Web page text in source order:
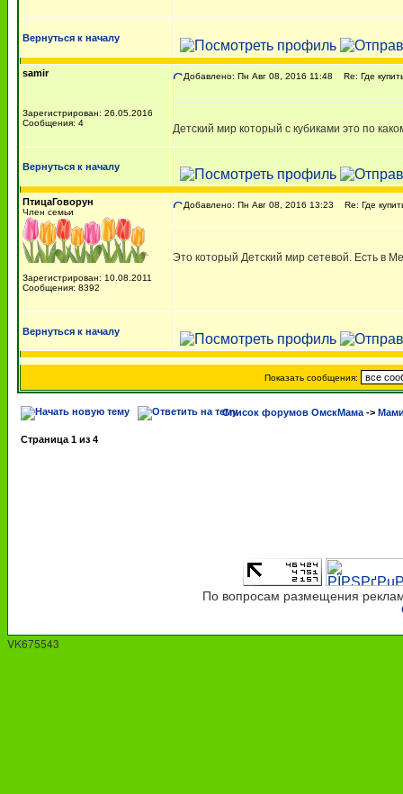
Вернуться к началу
samir
Зарегистрирован: 26.05.2016
Сообщения: 4
Добавлено: Пн Авг 08, 2016 11:48 Re: Где
Детский мир который с кубиками это по
Вернуться к началу
ПтицаГоворун
Член семьи
Зарегистрирован: 10.08.2011
Сообщения: 8392
Добавлено: Пн Авг 08, 2016 13:23 Re: Где
Это который Детский мир сетевой. Есть в
Вернуться к началу
Показать сообщения:
Список форумов ОмскМама ->
Страница 1 из 4
По вопросам размещения
VK675543